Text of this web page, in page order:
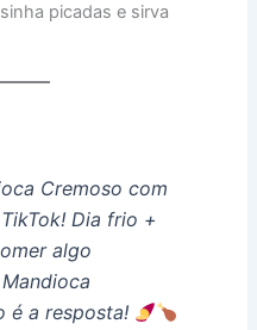
picadas e sirva
Cremoso com
Dia frio +
algo
é a resposta!